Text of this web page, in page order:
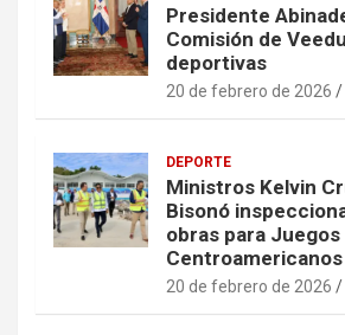
Presidente
Comisión de
deportivas
20 de febrero de 2026
DEPORTE
Ministros Kelvin
Bisonó
obras para Juegos
Centroamericanos
20 de febrero de 2026